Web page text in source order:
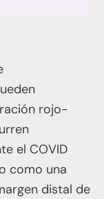
rojo-
el COVID
como una
distal de